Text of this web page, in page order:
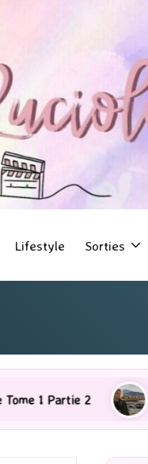
Lifestyle Sorties
[Série TV] The